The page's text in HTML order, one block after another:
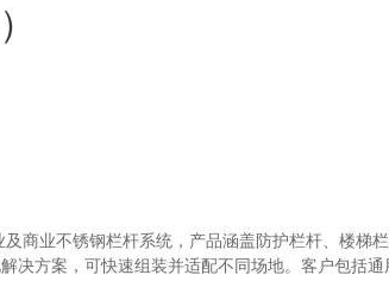
商业不锈钢栏杆系统，产品涵盖防护栏杆、楼
决方案，可快速组装并适配不同场地。客户包括